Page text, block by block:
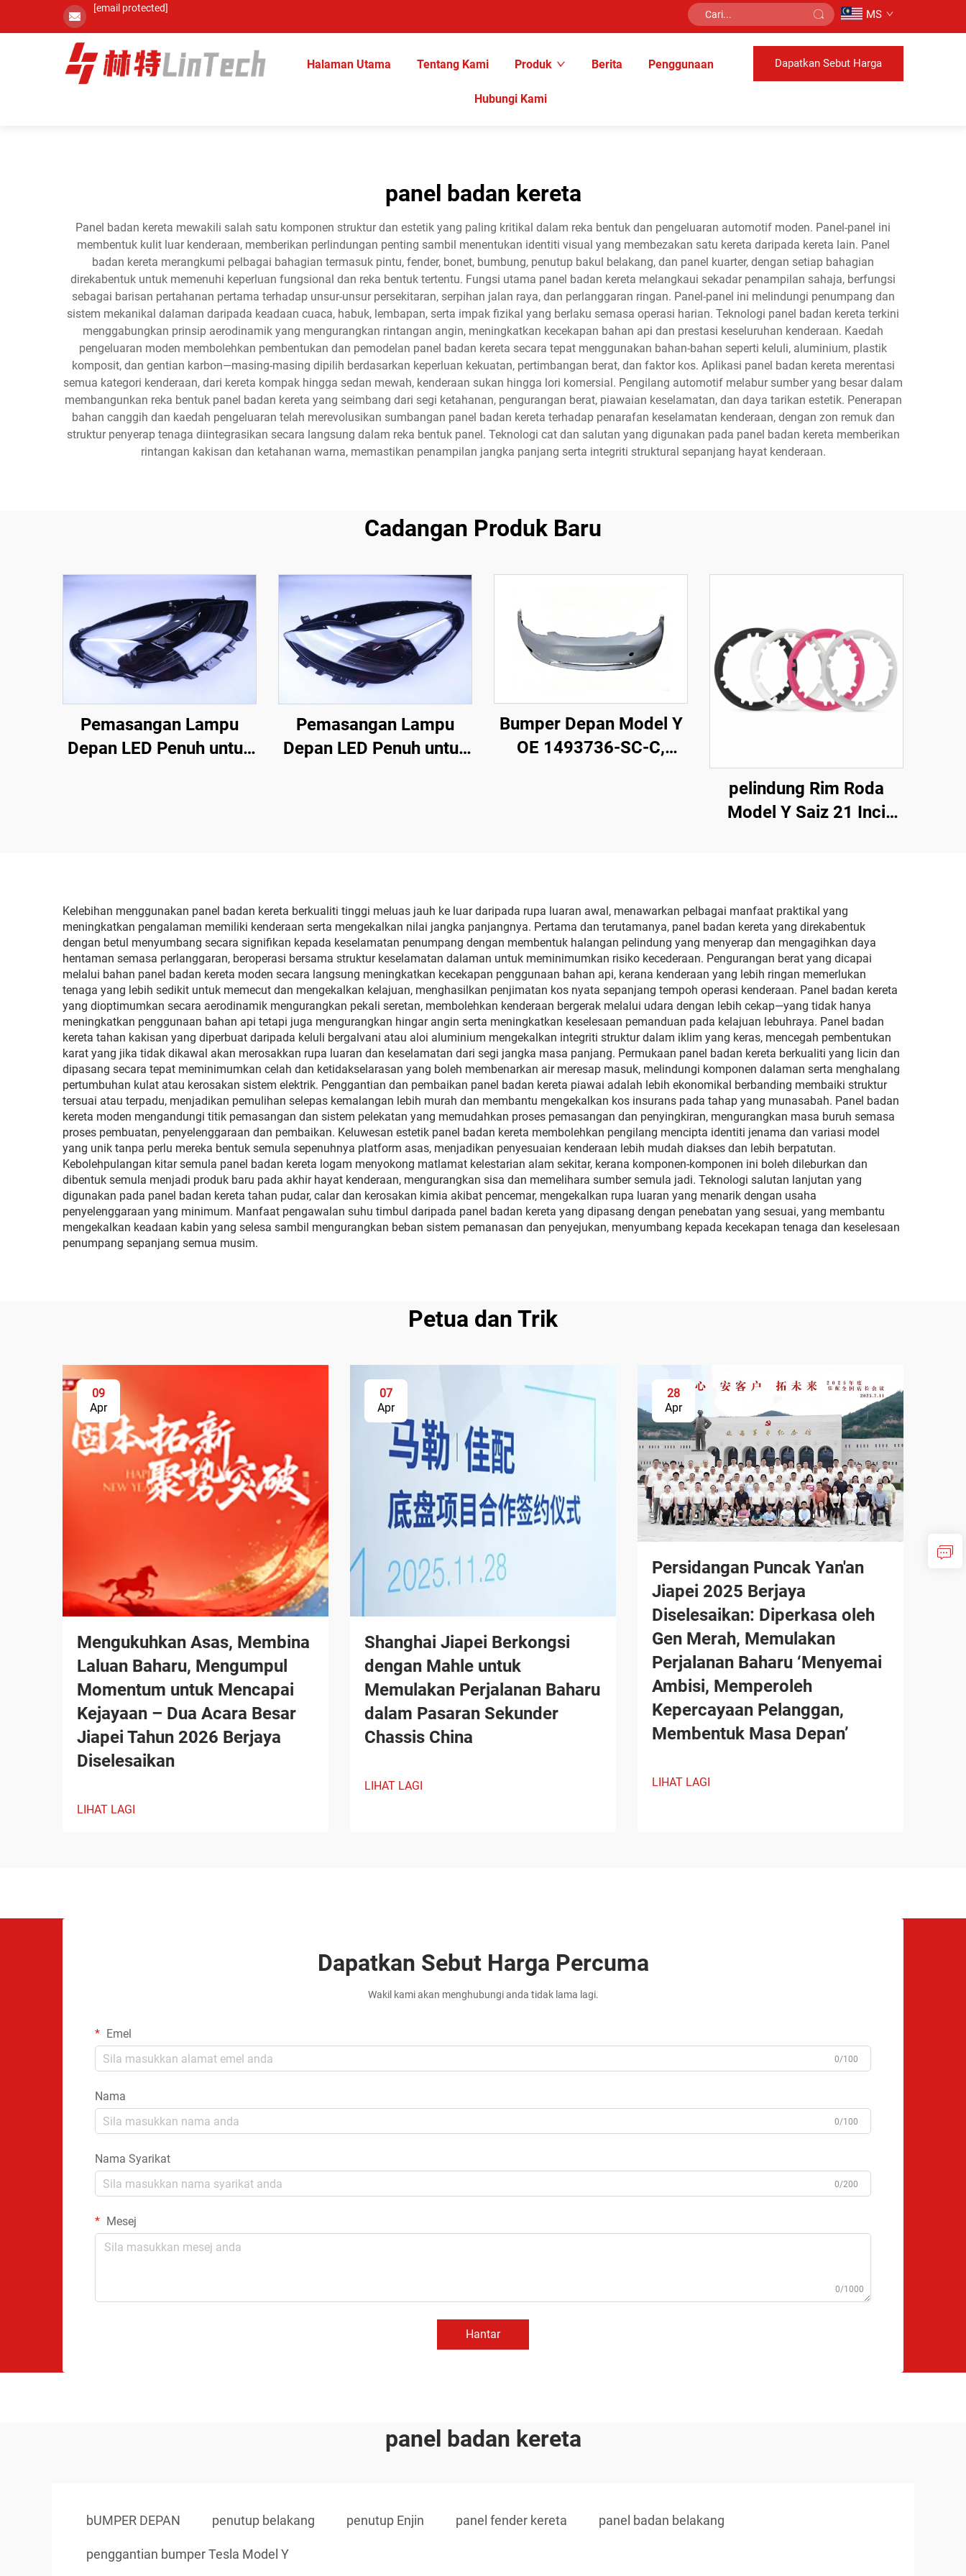
[email protected] MS
Halaman Utama Tentang Kami Produk Berita Penggunaan
Hubungi Kami
Dapatkan Sebut Harga
panel badan kereta
Panel badan kereta mewakili salah satu komponen struktur dan estetik yang paling kritikal dalam reka bentuk dan pengeluaran automotif moden. Panel-panel ini
membentuk kulit luar kenderaan, memberikan perlindungan penting sambil menentukan identiti visual yang membezakan satu kereta daripada kereta lain. Panel
badan kereta merangkumi pelbagai bahagian termasuk pintu, fender, bonet, bumbung, penutup bakul belakang, dan panel kuarter, dengan setiap bahagian
direkabentuk untuk memenuhi keperluan fungsional dan reka bentuk tertentu. Fungsi utama panel badan kereta melangkaui sekadar penampilan sahaja, berfungsi
sebagai barisan pertahanan pertama terhadap unsur-unsur persekitaran, serpihan jalan raya, dan perlanggaran ringan. Panel-panel ini melindungi penumpang dan
sistem mekanikal dalaman daripada keadaan cuaca, habuk, lembapan, serta impak fizikal yang berlaku semasa operasi harian. Teknologi panel badan kereta terkini
menggabungkan prinsip aerodinamik yang mengurangkan rintangan angin, meningkatkan kecekapan bahan api dan prestasi keseluruhan kenderaan. Kaedah
pengeluaran moden membolehkan pembentukan dan pemodelan panel badan kereta secara tepat menggunakan bahan-bahan seperti keluli, aluminium, plastik
komposit, dan gentian karbon—masing-masing dipilih berdasarkan keperluan kekuatan, pertimbangan berat, dan faktor kos. Aplikasi panel badan kereta merentasi
semua kategori kenderaan, dari kereta kompak hingga sedan mewah, kenderaan sukan hingga lori komersial. Pengilang automotif melabur sumber yang besar dalam
membangunkan reka bentuk panel badan kereta yang seimbang dari segi ketahanan, pengurangan berat, piawaian keselamatan, dan daya tarikan estetik. Penerapan
bahan canggih dan kaedah pengeluaran telah merevolusikan sumbangan panel badan kereta terhadap penarafan keselamatan kenderaan, dengan zon remuk dan
struktur penyerap tenaga diintegrasikan secara langsung dalam reka bentuk panel. Teknologi cat dan salutan yang digunakan pada panel badan kereta memberikan
rintangan kakisan dan ketahanan warna, memastikan penampilan jangka panjang serta integriti struktural sepanjang hayat kenderaan.
Cadangan Produk Baru
Pemasangan Lampu
Depan LED Penuh untuk
Pemasangan Lampu
Depan LED Penuh untuk
Bumper Depan Model Y
OE 1493736-SC-C,
Merosakkan, untuk
Bengkel Pembaikan &
Penyelenggaraan
Armada
pelindung Rim Roda
Model Y Saiz 21 Inci
Kelebihan menggunakan panel badan kereta berkualiti tinggi meluas jauh ke luar daripada rupa luaran awal, menawarkan pelbagai manfaat praktikal yang
meningkatkan pengalaman memiliki kenderaan serta mengekalkan nilai jangka panjangnya. Pertama dan terutamanya, panel badan kereta yang direkabentuk
dengan betul menyumbang secara signifikan kepada keselamatan penumpang dengan membentuk halangan pelindung yang menyerap dan mengagihkan daya
hentaman semasa perlanggaran, beroperasi bersama struktur keselamatan dalaman untuk meminimumkan risiko kecederaan. Pengurangan berat yang dicapai
melalui bahan panel badan kereta moden secara langsung meningkatkan kecekapan penggunaan bahan api, kerana kenderaan yang lebih ringan memerlukan
tenaga yang lebih sedikit untuk memecut dan mengekalkan kelajuan, menghasilkan penjimatan kos nyata sepanjang tempoh operasi kenderaan. Panel badan kereta
yang dioptimumkan secara aerodinamik mengurangkan pekali seretan, membolehkan kenderaan bergerak melalui udara dengan lebih cekap—yang tidak hanya
meningkatkan penggunaan bahan api tetapi juga mengurangkan hingar angin serta meningkatkan keselesaan pemanduan pada kelajuan lebuhraya. Panel badan
kereta tahan kakisan yang diperbuat daripada keluli bergalvani atau aloi aluminium mengekalkan integriti struktur dalam iklim yang keras, mencegah pembentukan
karat yang jika tidak dikawal akan merosakkan rupa luaran dan keselamatan dari segi jangka masa panjang. Permukaan panel badan kereta berkualiti yang licin dan
dipasang secara tepat meminimumkan celah dan ketidakselarasan yang boleh membenarkan air meresap masuk, melindungi komponen dalaman serta menghalang
pertumbuhan kulat atau kerosakan sistem elektrik. Penggantian dan pembaikan panel badan kereta piawai adalah lebih ekonomikal berbanding membaiki struktur
tersuai atau terpadu, menjadikan pemulihan selepas kemalangan lebih murah dan membantu mengekalkan kos insurans pada tahap yang munasabah. Panel badan
kereta moden mengandungi titik pemasangan dan sistem pelekatan yang memudahkan proses pemasangan dan penyingkiran, mengurangkan masa buruh semasa
proses pembuatan, penyelenggaraan dan pembaikan. Keluwesan estetik panel badan kereta membolehkan pengilang mencipta identiti jenama dan variasi model
yang unik tanpa perlu mereka bentuk semula sepenuhnya platform asas, menjadikan penyesuaian kenderaan lebih mudah diakses dan lebih berpatutan.
Kebolehpulangan kitar semula panel badan kereta logam menyokong matlamat kelestarian alam sekitar, kerana komponen-komponen ini boleh dileburkan dan
dibentuk semula menjadi produk baru pada akhir hayat kenderaan, mengurangkan sisa dan memelihara sumber semula jadi. Teknologi salutan lanjutan yang
digunakan pada panel badan kereta tahan pudar, calar dan kerosakan kimia akibat pencemar, mengekalkan rupa luaran yang menarik dengan usaha
penyelenggaraan yang minimum. Manfaat pengawalan suhu timbul daripada panel badan kereta yang dipasang dengan penebatan yang sesuai, yang membantu
mengekalkan keadaan kabin yang selesa sambil mengurangkan beban sistem pemanasan dan penyejukan, menyumbang kepada kecekapan tenaga dan keselesaan
penumpang sepanjang semua musim.
Petua dan Trik
09
Apr
Mengukuhkan Asas, Membina
Laluan Baharu, Mengumpul
Momentum untuk Mencapai
Kejayaan – Dua Acara Besar
Jiapei Tahun 2026 Berjaya
Diselesaikan
LIHAT LAGI
07
Apr
Shanghai Jiapei Berkongsi
dengan Mahle untuk
Memulakan Perjalanan Baharu
dalam Pasaran Sekunder
Chassis China
LIHAT LAGI
28
Apr
Persidangan Puncak Yan'an
Jiapei 2025 Berjaya
Diselesaikan: Diperkasa oleh
Gen Merah, Memulakan
Perjalanan Baharu ‘Menyemai
Ambisi, Memperoleh
Kepercayaan Pelanggan,
Membentuk Masa Depan’
LIHAT LAGI
Dapatkan Sebut Harga Percuma
Wakil kami akan menghubungi anda tidak lama lagi.
Emel
0/100
Nama
0/100
Nama Syarikat
0/200
Mesej
0/1000
Hantar
panel badan kereta
bUMPER DEPAN penutup belakang penutup Enjin panel fender kereta panel badan belakang
penggantian bumper Tesla Model Y